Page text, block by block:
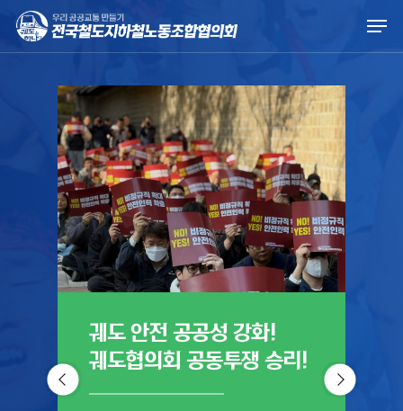
main
궤도 안전 공공성 강화!
궤도협의회 공동투쟁 승리!